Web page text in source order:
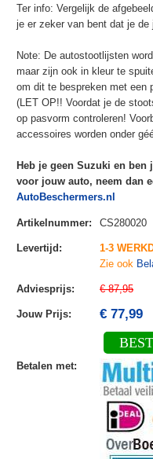
Ter info: Vergelijk de
je er zeker van bent dat je
Note: De autostootlijsten
maar zijn ook in kleur te
om dit te bespreken met een
(LET OP!! Voordat je de
op pasvorm controleren!
accessoires worden onder
Heb je geen Suzuki en
voor jouw auto, neem dan
AutoBeschermers.nl
Artikelnummer: CS280020
Levertijd :
1-3
Zie ook
Adviesprijs: € 87,95
Jouw Prijs: € 77,99
Betalen met: